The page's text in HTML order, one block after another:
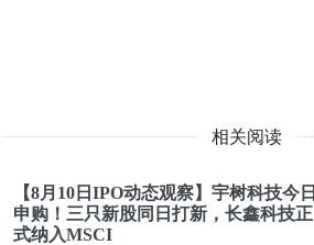
相关阅读
【8月10日IPO动态观察】宇树科技今日
申购！三只新股同日打新，长鑫科技正
式纳入MSCI